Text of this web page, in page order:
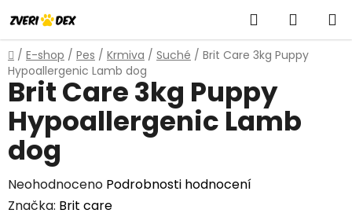
na
obsah
Hledat
KOŠÍK
Domů
/ E-shop / Pes / Krmiva / Suché / Brit Care 3kg Puppy
Hypoallergenic Lamb dog
Brit Care 3kg Puppy
Hypoallergenic Lamb
dog
Průměrné
hodnocení
Neohodnoceno Podrobnosti hodnocení
Značka: Brit care